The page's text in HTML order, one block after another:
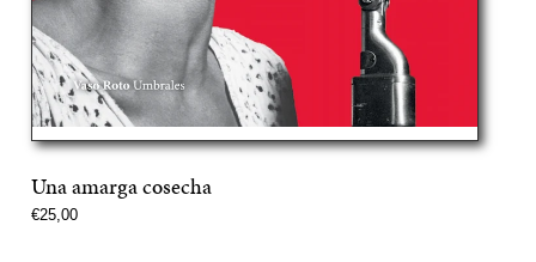
Una amarga cosecha
Precio
€25,00